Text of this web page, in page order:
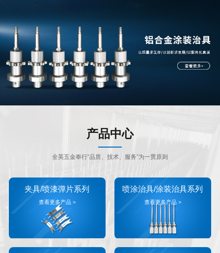
产品中心
全英五金奉行“品质、技术、服务”为一贯原则
夹具/喷漆弹片系列
查看更多产品 >
喷涂治具/涂装治具系列
查看更多产品 >